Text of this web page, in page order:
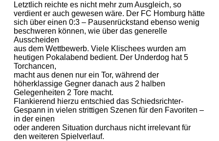
Letztlich reichte es nicht mehr zum Ausgleich, so
verdient er auch gewesen wäre. Der FC Homburg hätte
sich über einen 0:3 – Pausenrückstand ebenso wenig
beschweren können, wie über das generelle
Ausscheiden
aus dem Wettbewerb. Viele Klischees wurden am
heutigen Pokalabend bedient. Der Underdog hat 5
Torchancen,
macht aus denen nur ein Tor, während der
höherklassige Gegner danach aus 2 halben
Gelegenheiten 2 Tore macht.
Flankierend hierzu entschied das Schiedsrichter-
Gespann in vielen strittigen Szenen für den Favoriten –
in der einen
oder anderen Situation durchaus nicht irrelevant für
den weiteren Spielverlauf.